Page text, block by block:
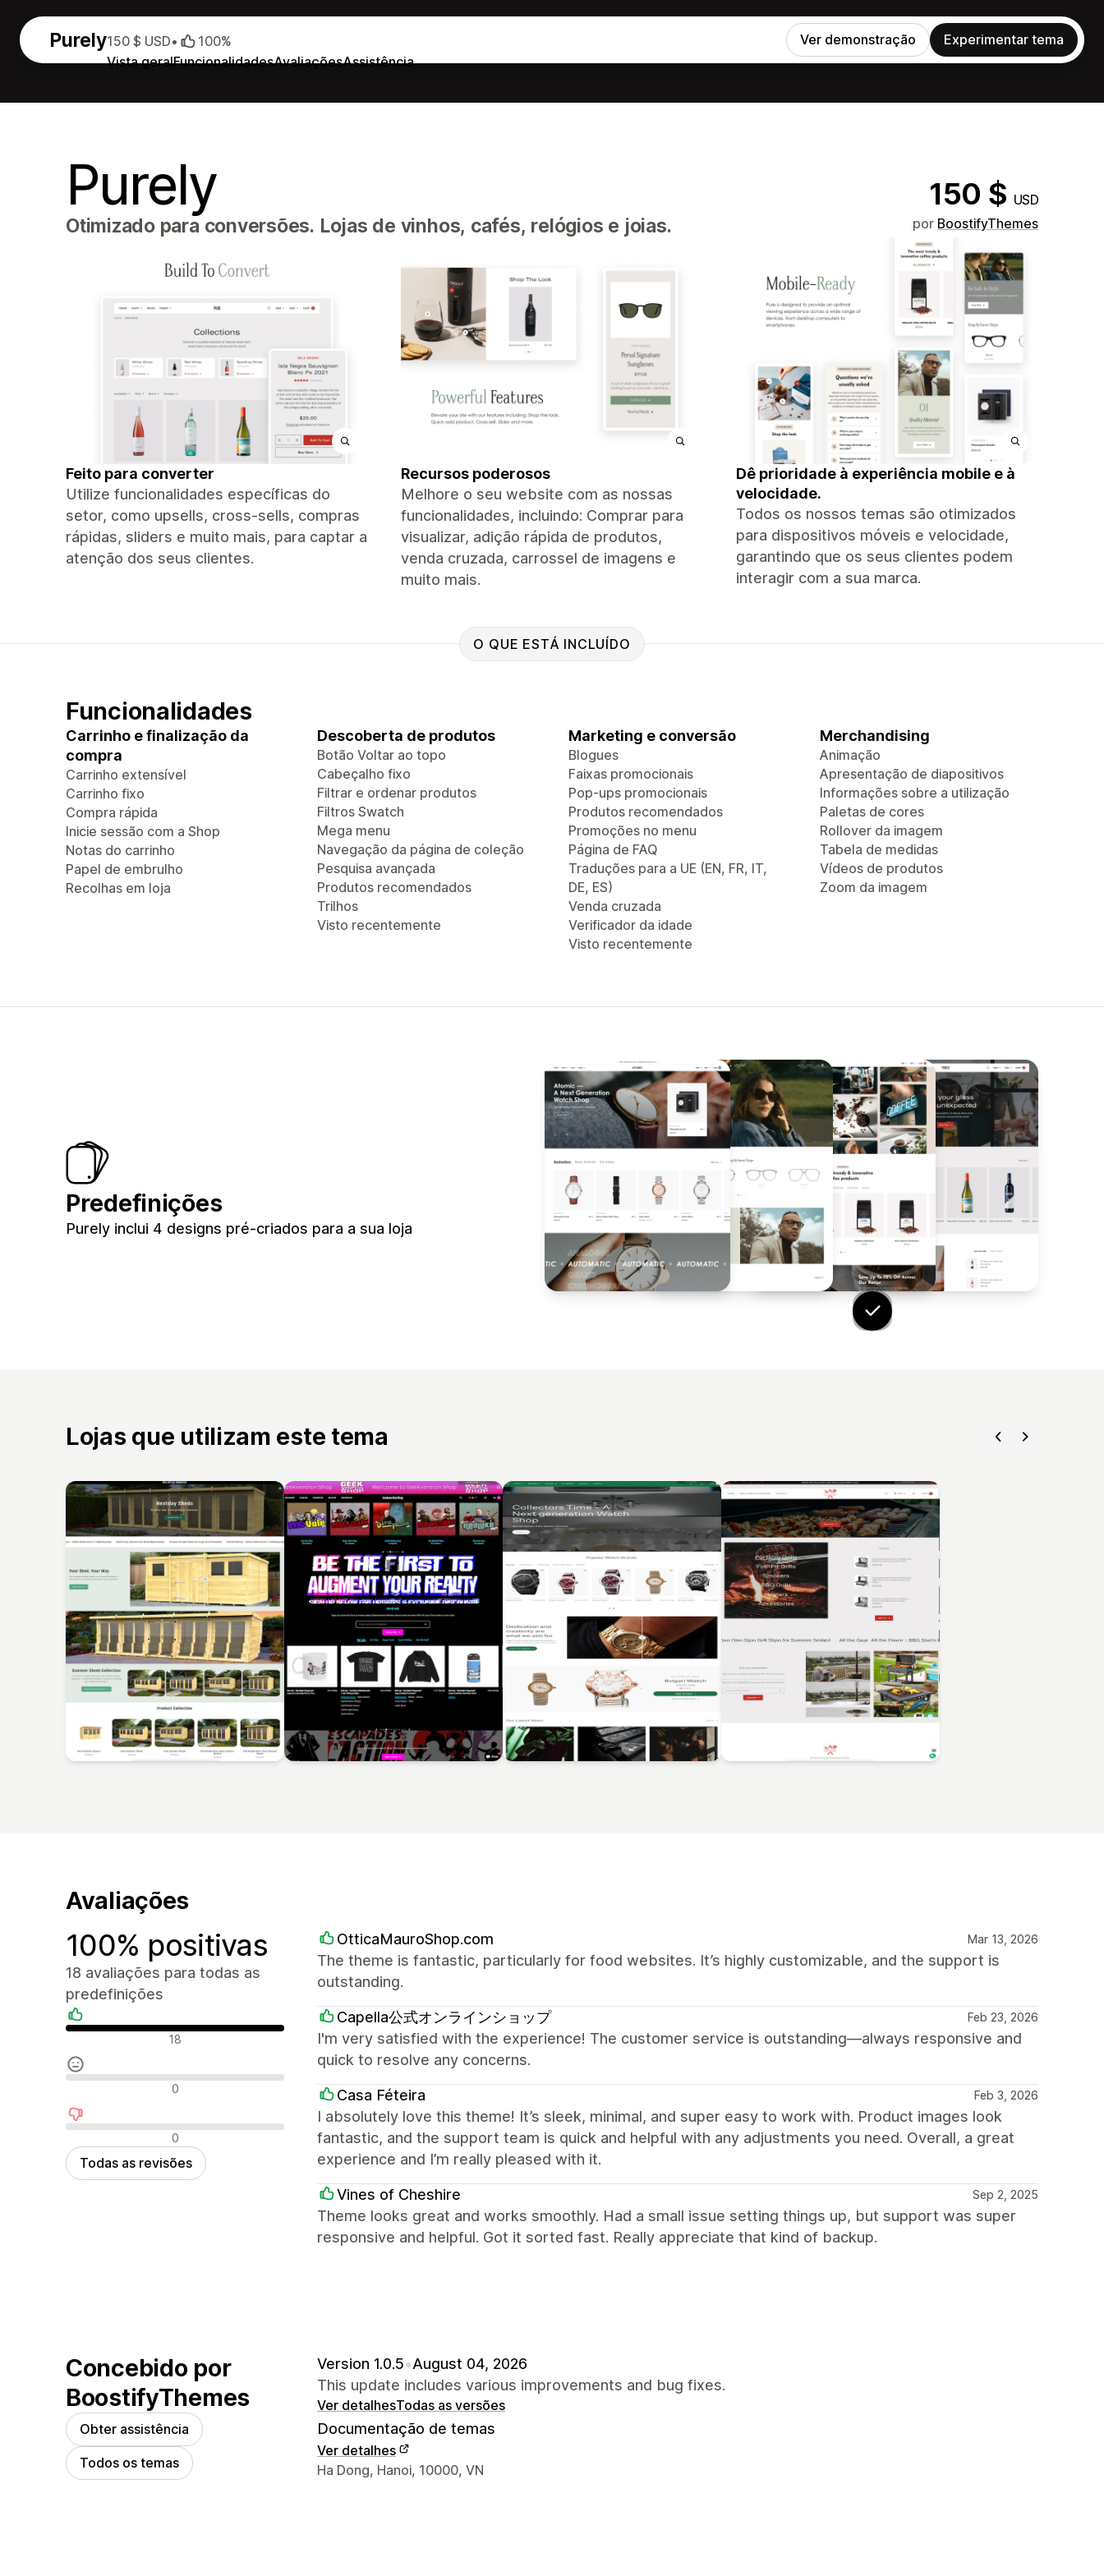
Purely
Vista geralFuncionalidadesAvaliaçõesAssistência
150 $ USD• 100% Ver demonstração Experimentar tema
Purely 150 $ USD
Otimizado para conversões. Lojas de vinhos, cafés, relógios e joias. por BoostifyThemes
Feito para converter
Utilize funcionalidades específicas do
setor, como upsells, cross-sells, compras
rápidas, sliders e muito mais, para captar a
atenção dos seus clientes.
Recursos poderosos
Melhore o seu website com as nossas
funcionalidades, incluindo: Comprar para
visualizar, adição rápida de produtos,
venda cruzada, carrossel de imagens e
muito mais.
Dê prioridade à experiência mobile e à
velocidade.
Todos os nossos temas são otimizados
para dispositivos móveis e velocidade,
garantindo que os seus clientes podem
interagir com a sua marca.
O QUE ESTÁ INCLUÍDO
Funcionalidades
Carrinho e finalização da
compra
Carrinho extensível
Carrinho fixo
Compra rápida
Inicie sessão com a Shop
Notas do carrinho
Papel de embrulho
Recolhas em loja
Descoberta de produtos
Botão Voltar ao topo
Cabeçalho fixo
Filtrar e ordenar produtos
Filtros Swatch
Mega menu
Navegação da página de coleção
Pesquisa avançada
Produtos recomendados
Trilhos
Visto recentemente
Marketing e conversão
Blogues
Faixas promocionais
Pop-ups promocionais
Produtos recomendados
Promoções no menu
Página de FAQ
Traduções para a UE (EN, FR, IT,
DE, ES)
Venda cruzada
Verificador da idade
Visto recentemente
Merchandising
Animação
Apresentação de diapositivos
Informações sobre a utilização
Paletas de cores
Rollover da imagem
Tabela de medidas
Vídeos de produtos
Zoom da imagem
Predefinições
Purely inclui 4 designs pré-criados para a sua loja
Lojas que utilizam este tema
Avaliações
100% positivas
18 avaliações para todas as
predefinições
Avaliações positivas
18
Avaliações neutras
0
Avaliações negativas
0
Todas as revisões
OtticaMauroShop.com Mar 13, 2026
The theme is fantastic, particularly for food websites. It’s highly customizable, and the support is
outstanding.
Capella公式オンラインショップ Feb 23, 2026
I'm very satisfied with the experience! The customer service is outstanding—always responsive and
quick to resolve any concerns.
Casa Féteira Feb 3, 2026
I absolutely love this theme! It’s sleek, minimal, and super easy to work with. Product images look
fantastic, and the support team is quick and helpful with any adjustments you need. Overall, a great
experience and I’m really pleased with it.
Vines of Cheshire Sep 2, 2025
Theme looks great and works smoothly. Had a small issue setting things up, but support was super
responsive and helpful. Got it sorted fast. Really appreciate that kind of backup.
Concebido por
BoostifyThemes
Obter assistência
Todos os temas
Version 1.0.5•August 04, 2026
This update includes various improvements and bug fixes.
Ver detalhesTodas as versões
Documentação de temas
Ver detalhes
Detalhes de contacto do designer
Ha Dong, Hanoi, 10000, VN